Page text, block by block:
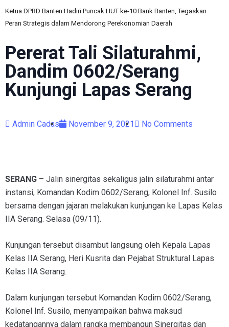
Ketua DPRD Banten Hadiri Puncak HUT ke-10 Bank Banten, Tegaskan
Peran Strategis dalam Mendorong Perekonomian Daerah
Pererat Tali Silaturahmi,
Dandim 0602/Serang
Kunjungi Lapas Serang
Admin Cadas November 9, 2021 No Comments
SERANG – Jalin sinergitas sekaligus jalin silaturahmi antar
instansi, Komandan Kodim 0602/Serang, Kolonel Inf. Susilo
bersama dengan jajaran melakukan kunjungan ke Lapas Kelas
IIA Serang. Selasa (09/11).
Kunjungan tersebut disambut langsung oleh Kepala Lapas
Kelas IIA Serang, Heri Kusrita dan Pejabat Struktural Lapas
Kelas IIA Serang.
Dalam kunjungan tersebut Komandan Kodim 0602/Serang,
Kolonel Inf. Susilo, menyampaikan bahwa maksud
kedatangannya dalam rangka membangun Sinergitas dan